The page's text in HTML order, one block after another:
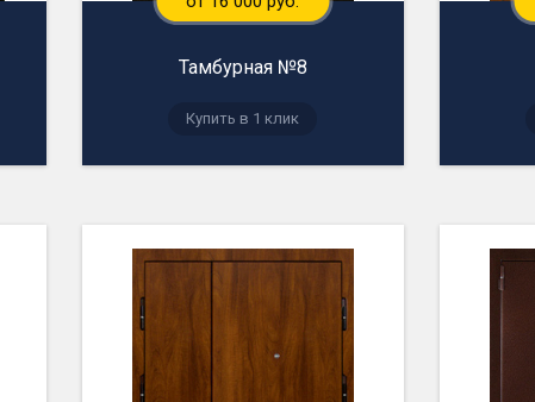
Тамбурная №8